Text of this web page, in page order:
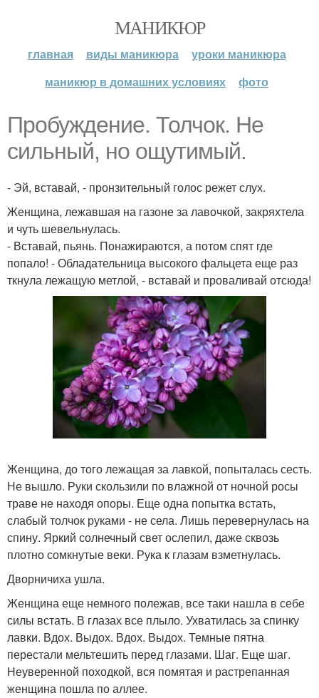
МАНИКЮР
главная виды маникюра
уроки маникюра
маникюр в домашних условиях
фото
Пробуждение. Толчок. Не
сильный, но ощутимый.
- Эй, вставай, - пронзительный голос режет слух.
Женщина, лежавшая на газоне за лавочкой, закряхтела
и чуть шевельнулась.
- Вставай, пьянь. Понажираются, а потом спят где
попало! - Обладательница высокого фальцета еще раз
ткнула лежащую метлой, - вставай и проваливай отсюда!
Женщина, до того лежащая за лавкой, попыталась сесть.
Не вышло. Руки скользили по влажной от ночной росы
траве не находя опоры. Еще одна попытка встать,
слабый толчок руками - не села. Лишь перевернулась на
спину. Яркий солнечный свет ослепил, даже сквозь
плотно сомкнутые веки. Рука к глазам взметнулась.
Дворничиха ушла.
Женщина еще немного полежав, все таки нашла в себе
силы встать. В глазах все плыло. Ухватилась за спинку
лавки. Вдох. Выдох. Вдох. Выдох. Темные пятна
перестали мельтешить перед глазами. Шаг. Еще шаг.
Неуверенной походкой, вся помятая и растрепанная
женщина пошла по аллее.